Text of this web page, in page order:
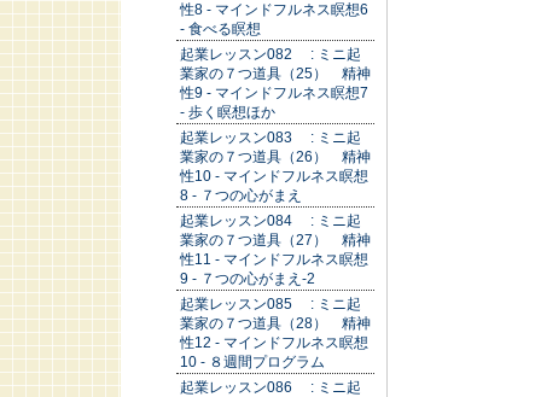
性8 - マインドフルネス瞑想6
- 食べる瞑想
起業レッスン082 : ミニ起
業家の７つ道具（25） 精神
性9 - マインドフルネス瞑想7
- 歩く瞑想ほか
起業レッスン083 : ミニ起
業家の７つ道具（26） 精神
性10 - マインドフルネス瞑想
8 - ７つの心がまえ
起業レッスン084 : ミニ起
業家の７つ道具（27） 精神
性11 - マインドフルネス瞑想
9 - ７つの心がまえ-2
起業レッスン085 : ミニ起
業家の７つ道具（28） 精神
性12 - マインドフルネス瞑想
10 - ８週間プログラム
起業レッスン086 : ミニ起